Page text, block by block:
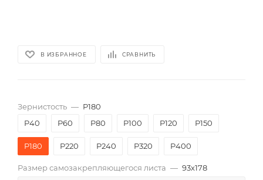
В ИЗБРАННОЕ СРАВНИТЬ
Зернистость — P180
P40
P60 P80 P100 P120 P150
P180 P220 P240 P320 P400
Размер самозакрепляющегося листа — 93х178